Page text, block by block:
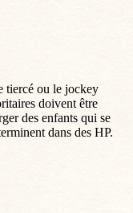
tiercé ou le jockey
doivent être
des enfants qui se
dans des HP.